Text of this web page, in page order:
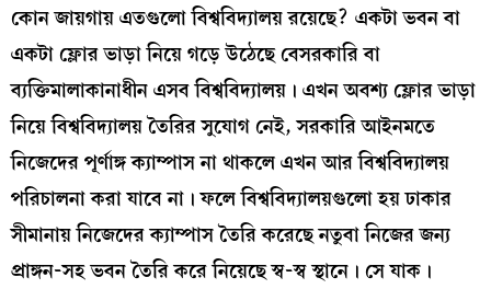
কোন জায়গায় এতগুলো বিশ্ববিদ্যালয় রয়েছে? একটা ভবন বা
একটা ফ্লোর ভাড়া নিয়ে গড়ে উঠেছে বেসরকারি বা
ব্যক্তিমালাকানাধীন এসব বিশ্ববিদ্যালয়। এখন অবশ্য ফ্লোর ভাড়া
নিয়ে বিশ্ববিদ্যালয় তৈরির সুযোগ নেই, সরকারি আইনমতে
নিজেদের পূর্ণাঙ্গ ক্যাম্পাস না থাকলে এখন আর বিশ্ববিদ্যালয়
পরিচালনা করা যাবে না। ফলে বিশ্ববিদ্যালয়গুলো হয় ঢাকার
সীমানায় নিজেদের ক্যাম্পাস তৈরি করেছে নতুবা নিজের জন্য
প্রাঙ্গন-সহ ভবন তৈরি করে নিয়েছে স্ব-স্ব স্থানে। সে যাক।